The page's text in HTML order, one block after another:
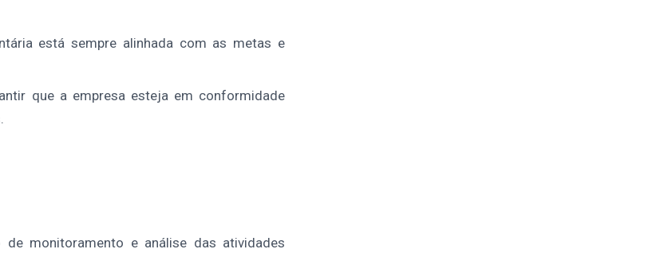
está sempre alinhada com as metas e
que a empresa esteja em conformidade
monitoramento e análise das atividades